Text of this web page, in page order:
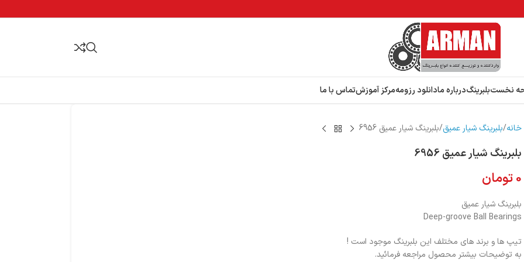
نخستبلبرینگدرباره مادانلود رزومهمرکز آموزشتماس با ما
خانه بلبرینگ شیار عمیق بلبرینگ شیار عمیق 6956
بلبرینگ شیار عمیق 6956
0تومان
بلبرینگ شیار عمیق
Deep-groove Ball Bearings
تیپ ها و برند های مختلف این بلبرینگ موجود است !
به توضیحات بیشتر محصول مراجعه فرمائید.